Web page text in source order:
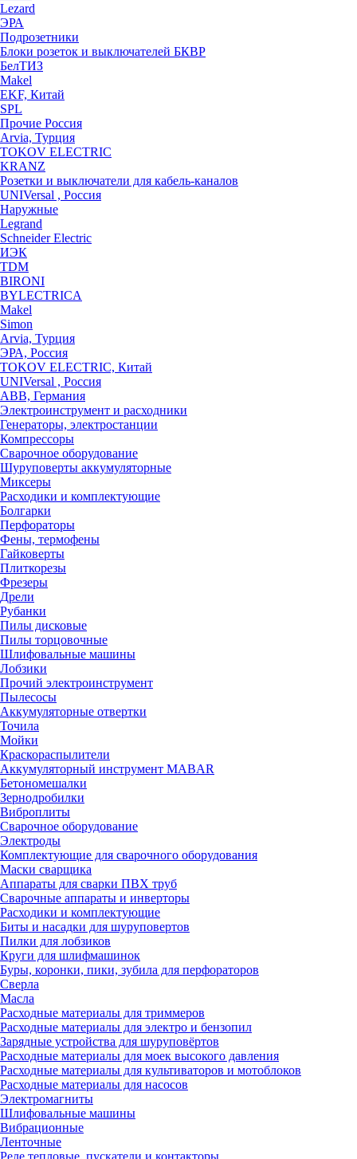
Lezard
ЭРА
Подрозетники
Блоки розеток и выключателей БКВР
БелТИЗ
Makel
EKF, Китай
SPL
Прочие Россия
Arvia, Турция
TOKOV ELECTRIC
KRANZ
Розетки и выключатели для кабель-каналов
UNIVersal , Россия
Наружные
Legrand
Schneider Electric
ИЭК
TDM
BIRONI
BYLECTRICA
Makel
Simon
Arvia, Турция
ЭРА, Россия
TOKOV ELECTRIC, Китай
UNIVersal , Россия
ABB, Германия
Электроинструмент и расходники
Генераторы, электростанции
Компрессоры
Сварочное оборудование
Шуруповерты аккумуляторные
Миксеры
Расходики и комплектующие
Болгарки
Перфораторы
Фены, термофены
Гайковерты
Плиткорезы
Фрезеры
Дрели
Рубанки
Пилы дисковые
Пилы торцовочные
Шлифовальные машины
Лобзики
Прочий электроинструмент
Пылесосы
Аккумуляторные отвертки
Точила
Мойки
Краскораспылители
Аккумуляторный инструмент MABAR
Бетономешалки
Зернодробилки
Виброплиты
Сварочное оборудование
Электроды
Комплектующие для сварочного оборудования
Маски сварщика
Аппараты для сварки ПВХ труб
Сварочные аппараты и инверторы
Расходики и комплектующие
Биты и насадки для шуруповертов
Пилки для лобзиков
Круги для шлифмашинок
Буры, коронки, пики, зубила для перфораторов
Сверла
Масла
Расходные материалы для триммеров
Расходные материалы для электро и бензопил
Зарядные устройства для шуруповёртов
Расходные материалы для моек высокого давления
Расходные материалы для культиваторов и мотоблоков
Расходные материалы для насосов
Электромагниты
Шлифовальные машины
Вибрационные
Ленточные
Реле тепловые, пускатели и контакторы